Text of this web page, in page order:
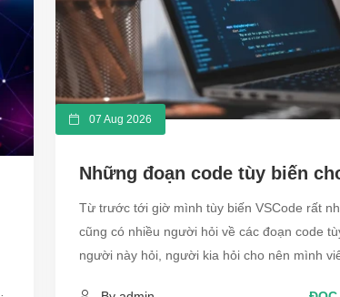
07 Aug 2026
Những đoạn code tùy biến
VSCode cực đẹp
Từ trước tới giờ mình tùy biến VSCode rất
cũng có nhiều người hỏi về các đoạn code
người này hỏi, người kia hỏi cho nên mình